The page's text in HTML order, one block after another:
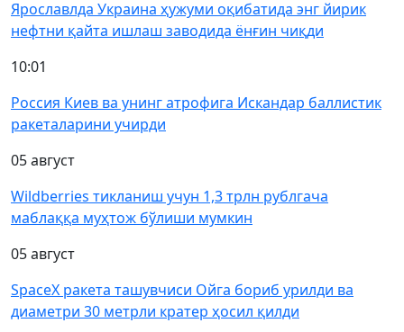
Ярославлда Украина ҳужуми оқибатида энг йирик
нефтни қайта ишлаш заводида ёнғин чиқди
10:01
Россия Киев ва унинг атрофига Искандар баллистик
ракеталарини учирди
05 август
Wildberries тикланиш учун 1,3 трлн рублгача
маблаққа муҳтож бўлиши мумкин
05 август
SpaceX ракета ташувчиси Ойга бориб урилди ва
диаметри 30 метрли кратер ҳосил қилди